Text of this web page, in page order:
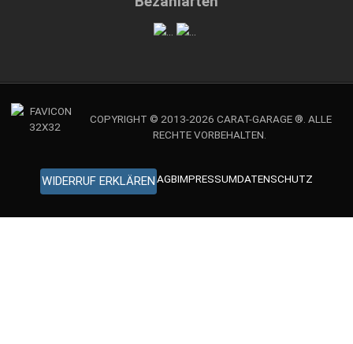
COPYRIGHT © 2013-2026 CARAT-GARAGE ®. ALLE
RECHTE VORBEHALTEN.
WIDERRUF ERKLÄREN AGBIMPRESSUMDATENSCHUTZ